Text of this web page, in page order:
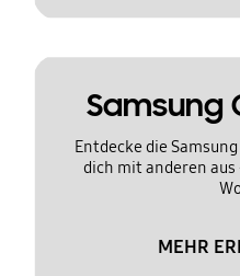
Samsung
Entdecke die
dich mit anderen aus
MEHR